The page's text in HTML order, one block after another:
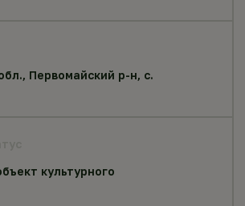
Первомайский р-н, с.
культурного